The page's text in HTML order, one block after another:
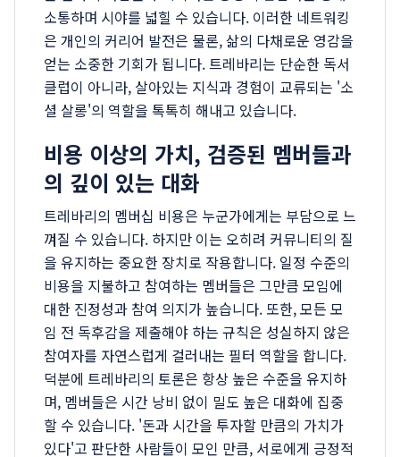
소통하며 시야를 넓힐 수 있습니다. 이러한 네트워킹
은 개인의 커리어 발전은 물론, 삶의 다채로운 영감을
얻는 소중한 기회가 됩니다. 트레바리는 단순한 독서
클럽이 아니라, 살아있는 지식과 경험이 교류되는 '소
셜 살롱'의 역할을 톡톡히 해내고 있습니다.
비용 이상의 가치, 검증된 멤버들과
의 깊이 있는 대화
트레바리의 멤버십 비용은 누군가에게는 부담으로 느
껴질 수 있습니다. 하지만 이는 오히려 커뮤니티의 질
을 유지하는 중요한 장치로 작용합니다. 일정 수준의
비용을 지불하고 참여하는 멤버들은 그만큼 모임에
대한 진정성과 참여 의지가 높습니다. 또한, 모든 모
임 전 독후감을 제출해야 하는 규칙은 성실하지 않은
참여자를 자연스럽게 걸러내는 필터 역할을 합니다.
덕분에 트레바리의 토론은 항상 높은 수준을 유지하
며, 멤버들은 시간 낭비 없이 밀도 높은 대화에 집중
할 수 있습니다. '돈과 시간을 투자할 만큼의 가치가
있다'고 판단한 사람들이 모인 만큼, 서로에게 긍정적